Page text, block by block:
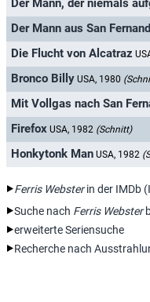
Der Mann, der niemals
Der Mann aus San
Die Flucht von Alcatraz
Bronco Billy USA, 1980
Mit Vollgas nach San
Firefox USA, 1982 (Schnitt)
Honkytonk Man USA, 1982
Ferris Websterin der IMDb
Suche nach Ferris Webster
erweiterte Seriensuche
Recherche nach